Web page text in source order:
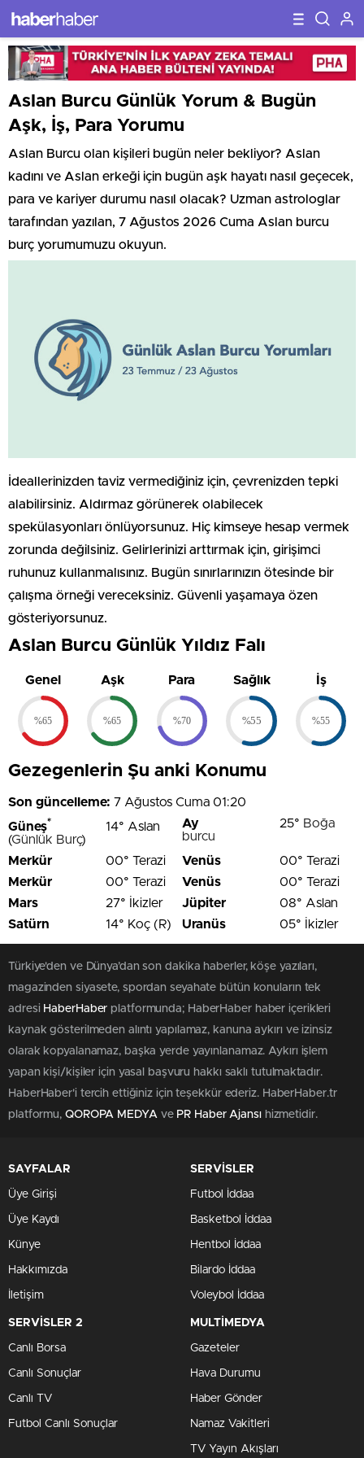
Aslan Burcu Günlük Yorum & Bugün
Aşk, İş, Para Yorumu
Aslan Burcu olan kişileri bugün neler bekliyor? Aslan
kadını ve Aslan erkeği için bugün aşk hayatı nasıl geçecek,
para ve kariyer durumu nasıl olacak? Uzman astrologlar
tarafından yazılan, 7 Ağustos 2026 Cuma Aslan burcu
burç yorumumuzu okuyun.
İdeallerinizden taviz vermediğiniz için, çevrenizden tepki
alabilirsiniz. Aldırmaz görünerek olabilecek
spekülasyonları önlüyorsunuz. Hiç kimseye hesap vermek
zorunda değilsiniz. Gelirlerinizi arttırmak için, girişimci
ruhunuz kullanmalısınız. Bugün sınırlarınızın ötesinde bir
çalışma örneği vereceksiniz. Güvenli yaşamaya özen
gösteriyorsunuz.
Aslan Burcu Günlük Yıldız Falı
Genel
%65
Aşk
%65
Para
%70
Sağlık
%55
İş
%55
Gezegenlerin Şu anki Konumu
Son güncelleme: 7 Ağustos Cuma 01:20
Güneş*
14° Aslan
(Günlük Burç)
Ay 25° Boğa
burcu
Merkür
00° Terazi Venüs
00° Terazi
Merkür
00° Terazi Venüs
00° Terazi
Mars
27° İkizler Jüpiter
08° Aslan
Satürn
14° Koç (R) Uranüs 05° İkizler
Türkiye'den ve Dünya’dan son dakika haberler, köşe yazıları,
magazinden siyasete, spordan seyahate bütün konuların tek
adresi HaberHaber platformunda; HaberHaber haber içerikleri
kaynak gösterilmeden alıntı yapılamaz, kanuna aykırı ve izinsiz
olarak kopyalanamaz, başka yerde yayınlanamaz. Aykırı işlem
yapan kişi/kişiler için yasal başvuru hakkı saklı tutulmaktadır.
HaberHaber'i tercih ettiğiniz için teşekkür ederiz. HaberHaber.tr
platformu, QOROPA MEDYAve PR Haber Ajansıhizmetidir.
SAYFALAR
Üye Girişi
Üye Kaydı
Künye
Hakkımızda
İletişim
SERVİSLER
Futbol İddaa
Basketbol İddaa
Hentbol İddaa
Bilardo İddaa
Voleybol İddaa
SERVİSLER 2
Canlı Borsa
Canlı Sonuçlar
Canlı TV
Futbol Canlı Sonuçlar
MULTİMEDYA
Gazeteler
Hava Durumu
Haber Gönder
Namaz Vakitleri
TV Yayın Akışları